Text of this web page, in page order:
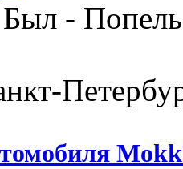
-